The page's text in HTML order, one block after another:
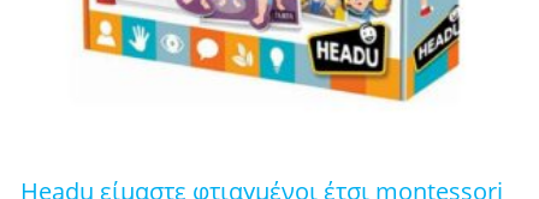
headu είμαστε φτιαγμένοι έτσι montessori